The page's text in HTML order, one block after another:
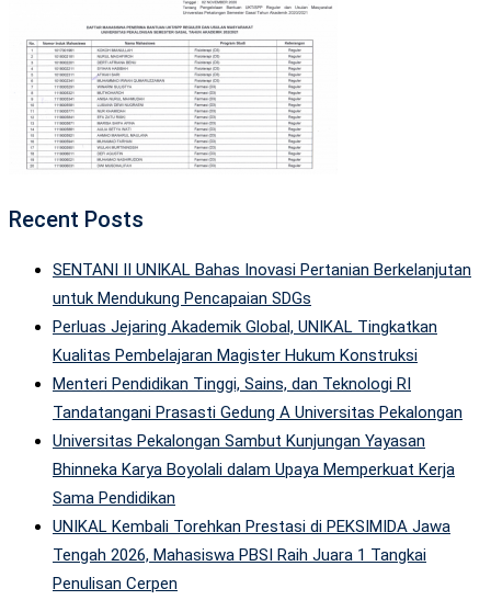
Recent Posts
SENTANI II UNIKAL Bahas Inovasi Pertanian Berkelanjutan
untuk Mendukung Pencapaian SDGs
Perluas Jejaring Akademik Global, UNIKAL Tingkatkan
Kualitas Pembelajaran Magister Hukum Konstruksi
Menteri Pendidikan Tinggi, Sains, dan Teknologi RI
Tandatangani Prasasti Gedung A Universitas Pekalongan
Universitas Pekalongan Sambut Kunjungan Yayasan
Bhinneka Karya Boyolali dalam Upaya Memperkuat Kerja
Sama Pendidikan
UNIKAL Kembali Torehkan Prestasi di PEKSIMIDA Jawa
Tengah 2026, Mahasiswa PBSI Raih Juara 1 Tangkai
Penulisan Cerpen